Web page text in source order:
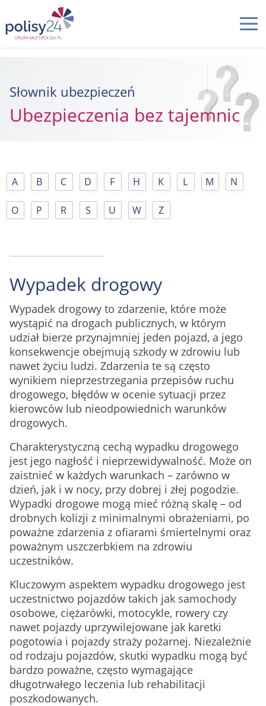
Słownik ubezpieczeń
Ubezpieczenia bez tajemnic
A B C D F H K L M N
O P R S U W Z
Wypadek drogowy
Wypadek drogowy to zdarzenie, które może
wystąpić na drogach publicznych, w którym
udział bierze przynajmniej jeden pojazd, a jego
konsekwencje obejmują szkody w zdrowiu lub
nawet życiu ludzi. Zdarzenia te są często
wynikiem nieprzestrzegania przepisów ruchu
drogowego, błędów w ocenie sytuacji przez
kierowców lub nieodpowiednich warunków
drogowych.
Charakterystyczną cechą wypadku drogowego
jest jego nagłość i nieprzewidywalność. Może on
zaistnieć w każdych warunkach – zarówno w
dzień, jak i w nocy, przy dobrej i złej pogodzie.
Wypadki drogowe mogą mieć różną skalę – od
drobnych kolizji z minimalnymi obrażeniami, po
poważne zdarzenia z ofiarami śmiertelnymi oraz
poważnym uszczerbkiem na zdrowiu
uczestników.
Kluczowym aspektem wypadku drogowego jest
uczestnictwo pojazdów takich jak samochody
osobowe, ciężarówki, motocykle, rowery czy
nawet pojazdy uprzywilejowane jak karetki
pogotowia i pojazdy straży pożarnej. Niezależnie
od rodzaju pojazdów, skutki wypadku mogą być
bardzo poważne, często wymagające
długotrwałego leczenia lub rehabilitacji
poszkodowanych.